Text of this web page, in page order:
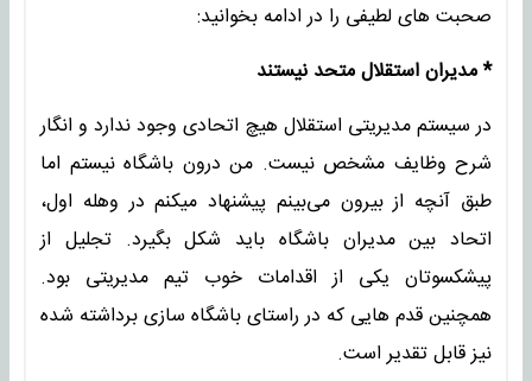
صحبت های لطیفی را در ادامه بخوانید:
* مدیران استقلال متحد نیستند
در سیستم مدیریتی استقلال هیچ اتحادی وجود ندارد و انگار
شرح وظایف مشخص نیست. من درون باشگاه نیستم اما
طبق آنچه از بیرون می‌بینم پیشنهاد میکنم در وهله اول،
اتحاد بین مدیران باشگاه باید شکل بگیرد. تجلیل از
پیشکسوتان یکی از اقدامات خوب تیم مدیریتی بود.
همچنین قدم هایی که در راستای باشگاه سازی برداشته شده
نیز قابل تقدیر است.